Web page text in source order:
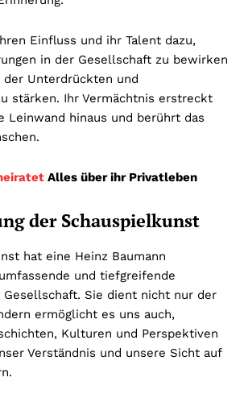
Einfluss und ihr Talent dazu,
in der Gesellschaft zu bewirken
Unterdrückten und
stärken. Ihr Vermächtnis erstreckt
Leinwand hinaus und berührt das
Alles über ihr Privatleben
der Schauspielkunst
hat eine Heinz Baumann
und tiefgreifende
Gesellschaft. Sie dient nicht nur der
ermöglicht es uns auch,
Kulturen und Perspektiven
Verständnis und unsere Sicht auf